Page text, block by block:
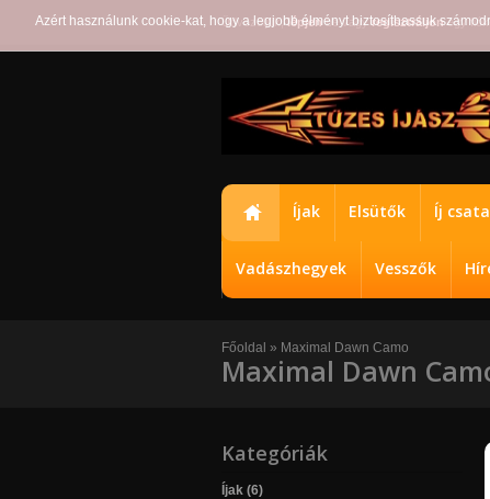
Üdvözöljük,lépjenbe vagyregisztráljonegy
Íjak Elsütők Íj
Vadászhegyek Vesszők
Főoldal » Maximal Dawn Camo
Maximal Dawn
Kategóriák
Íjak (6)
Azért használunk cookie-kat, hogy a legjobb élményt biztosíthassuk